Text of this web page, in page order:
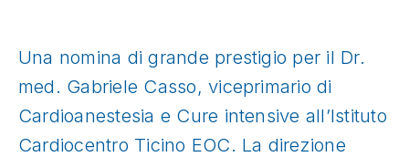
Una nomina di grande prestigio per il Dr.
med. Gabriele Casso, viceprimario di
Cardioanestesia e Cure intensive all’Istituto
Cardiocentro Ticino EOC. La direzione